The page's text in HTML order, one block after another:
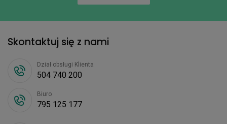
Skontaktuj się z nami
Dział obsługi Klienta
504 740 200
Biuro
795 125 177